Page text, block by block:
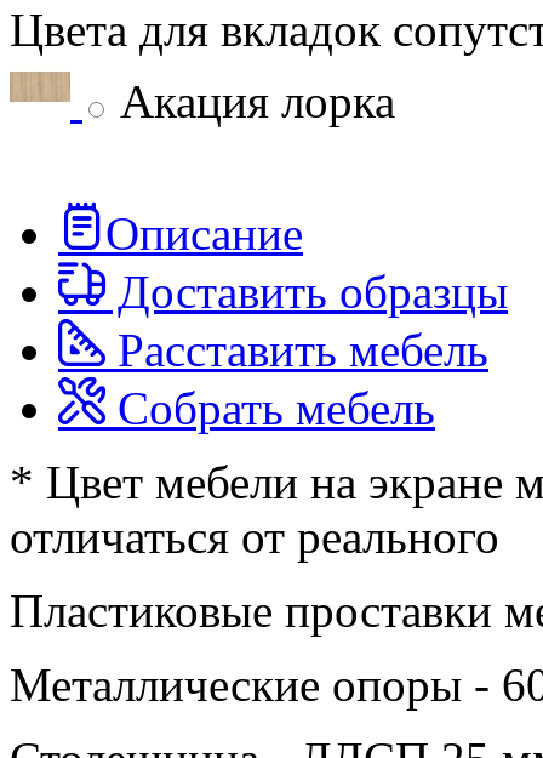
Цвета для вкладок
Акация лорка
Описание
Доставить образцы
Расставить мебель
Собрать мебель
* Цвет мебели на экране
отличаться от реального
Пластиковые проставки
Металлические опоры -